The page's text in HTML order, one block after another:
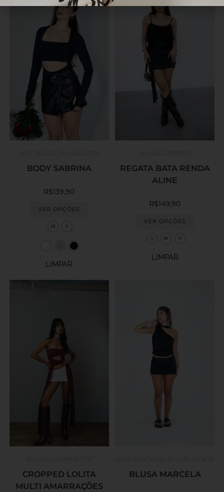
BODY SABRINA
R$139,90
VER OPÇÕES
M P
LIMPAR
REGATA BATA RENDA
ALINE
R$149,90
VER OPÇÕES
G M P
LIMPAR
, ,
CROPPED LOLITA
MULTI AMARRAÇÕES
BASIC ESSENTIAL, BLUSAS,
BLUSA MARCELA